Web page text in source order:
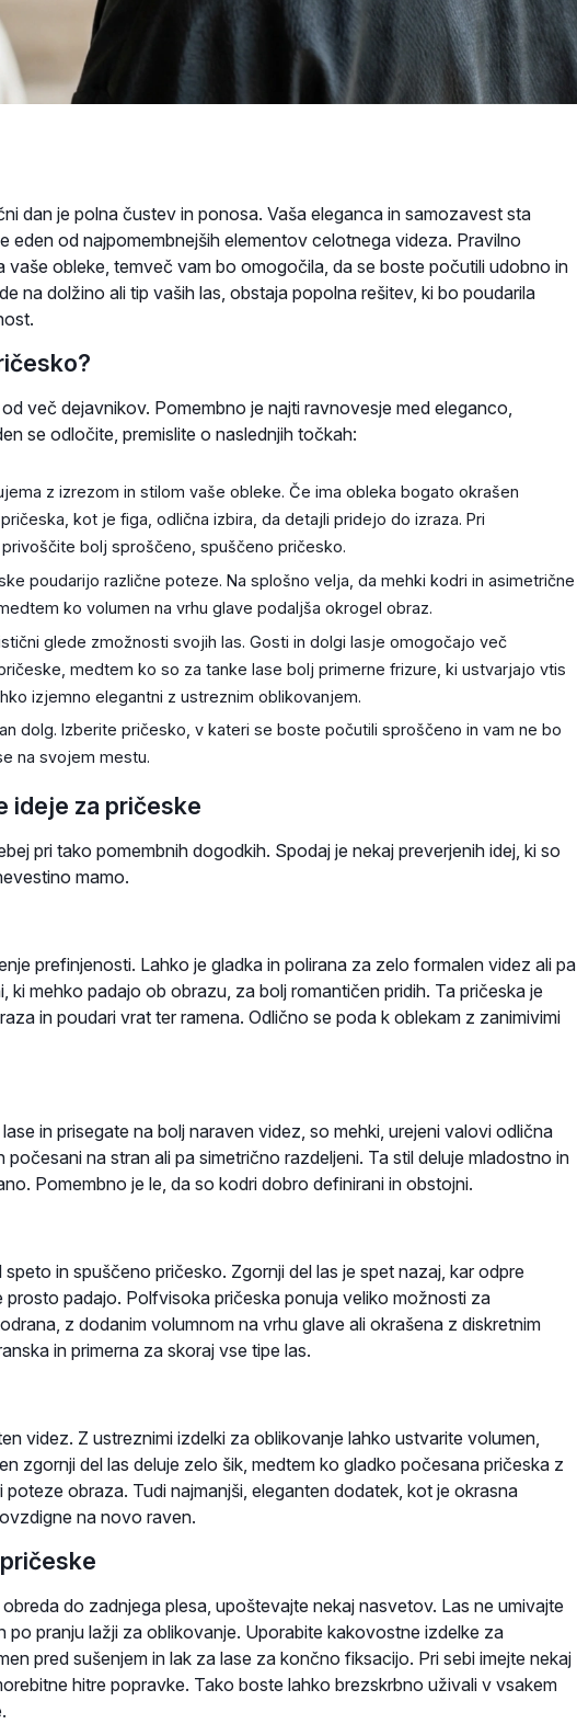
dan je polna čustev in ponosa. Vaša eleganca in samozavest sta
eden od najpomembnejših elementov celotnega videza. Pravilno
vaše obleke, temveč vam bo omogočila, da se boste počutili udobno in
na dolžino ali tip vaših las, obstaja popolna rešitev, ki bo poudarila
več dejavnikov. Pomembno je najti ravnovesje med eleganco,
se odločite, premislite o naslednjih točkah:
z izrezom in stilom vaše obleke. Če ima obleka bogato okrašen
kot je figa, odlična izbira, da detajli pridejo do izraza. Pri
bolj sproščeno, spuščeno pričesko.
poudarijo različne poteze. Na splošno velja, da mehki kodri in asimetrične
ko volumen na vrhu glave podaljša okrogel obraz.
glede zmožnosti svojih las. Gosti in dolgi lasje omogočajo več
medtem ko so za tanke lase bolj primerne frizure, ki ustvarjajo vtis
izjemno elegantni z ustreznim oblikovanjem.
dolg. Izberite pričesko, v kateri se boste počutili sproščeno in vam ne bo
na svojem mestu.
ideje za pričeske
pri tako pomembnih dogodkih. Spodaj je nekaj preverjenih idej, ki so
mamo.
prefinjenosti. Lahko je gladka in polirana za zelo formalen videz ali pa
ki mehko padajo ob obrazu, za bolj romantičen pridih. Ta pričeska je
in poudari vrat ter ramena. Odlično se poda k oblekam z zanimivimi
in prisegate na bolj naraven videz, so mehki, urejeni valovi odlična
počesani na stran ali pa simetrično razdeljeni. Ta stil deluje mladostno in
Pomembno je le, da so kodri dobro definirani in obstojni.
in spuščeno pričesko. Zgornji del las je spet nazaj, kar odpre
prosto padajo. Polfvisoka pričeska ponuja veliko možnosti za
z dodanim volumnom na vrhu glave ali okrašena z diskretnim
in primerna za skoraj vse tipe las.
videz. Z ustreznimi izdelki za oblikovanje lahko ustvarite volumen,
zgornji del las deluje zelo šik, medtem ko gladko počesana pričeska z
obraza. Tudi najmanjši, eleganten dodatek, kot je okrasna
na novo raven.
do zadnjega plesa, upoštevajte nekaj nasvetov. Las ne umivajte
po pranju lažji za oblikovanje. Uporabite kakovostne izdelke za
pred sušenjem in lak za lase za končno fiksacijo. Pri sebi imejte nekaj
hitre popravke. Tako boste lahko brezskrbno uživali v vsakem